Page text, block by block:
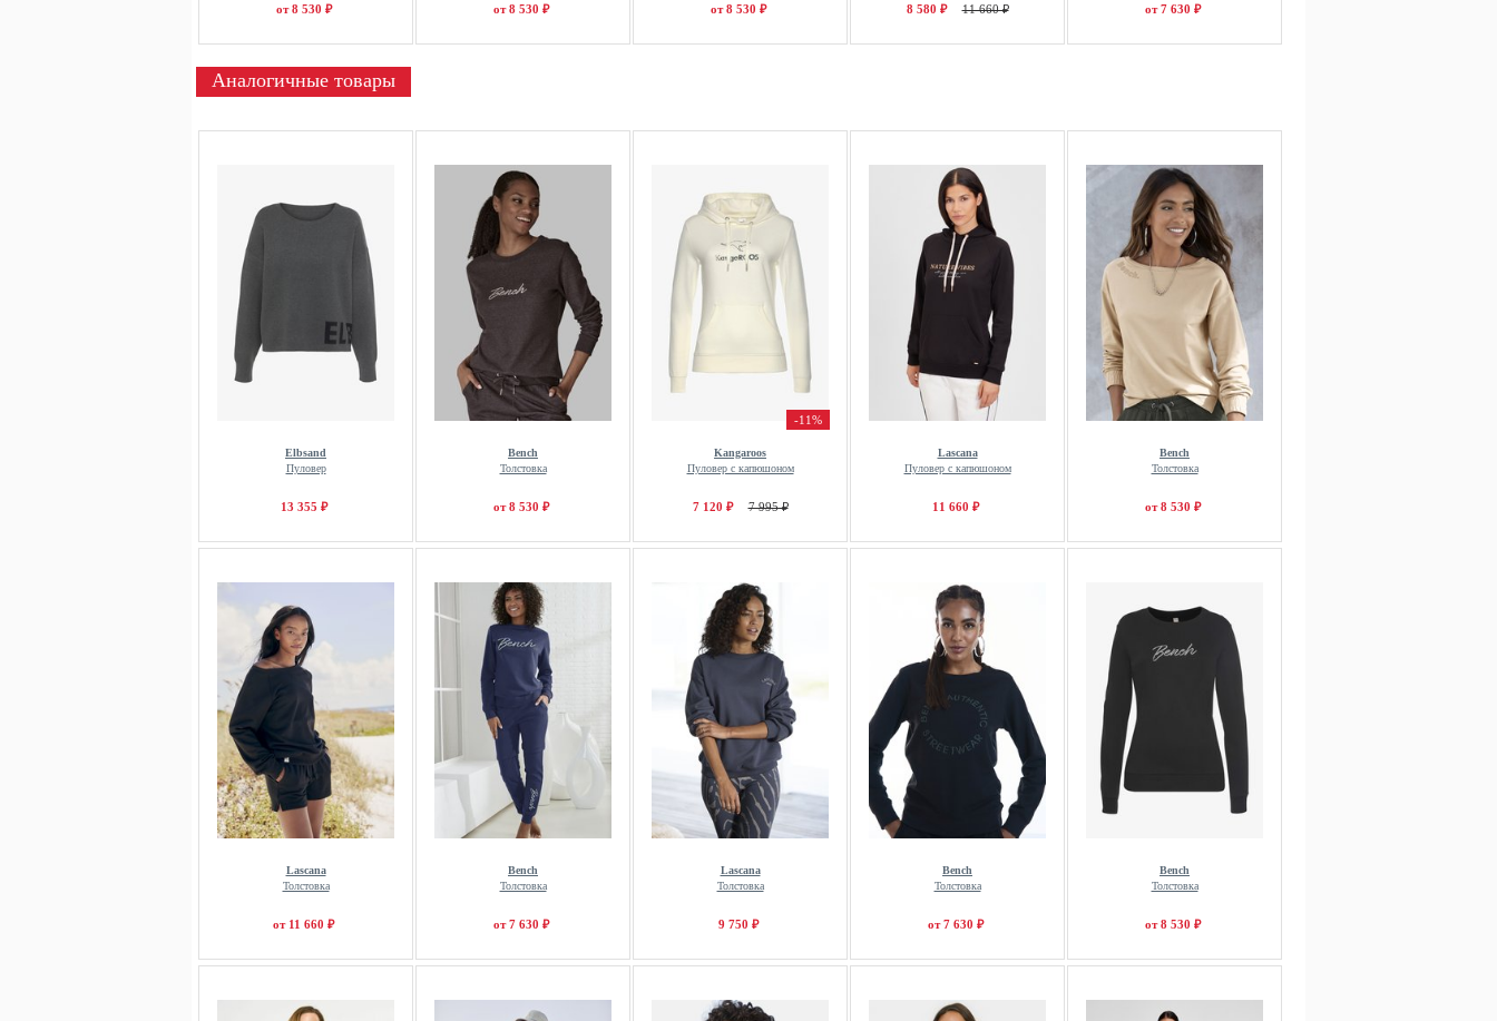
от 8 530 ₽ от 8 530 ₽ от 8 530 ₽ 8 580 ₽ 11 660 ₽ от 7 630 ₽
Аналогичные товары
Elbsand
Пуловер
13 355 ₽
Bench
Толстовка
от 8 530 ₽
-11%
Kangaroos
Пуловер с капюшоном
7 120 ₽ 7 995 ₽
Lascana
Пуловер с капюшоном
11 660 ₽
Bench
Толстовка
от 8 530 ₽
Lascana
Толстовка
от 11 660 ₽
Bench
Толстовка
от 7 630 ₽
Lascana
Толстовка
9 750 ₽
Bench
Толстовка
от 7 630 ₽
Bench
Толстовка
от 8 530 ₽